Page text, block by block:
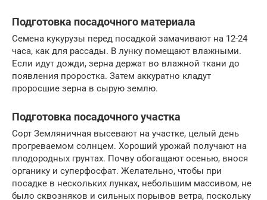
Подготовка посадочного материала
Семена кукурузы перед посадкой замачивают на 12-24
часа, как для рассады. В лунку помещают влажными.
Если идут дожди, зерна держат во влажной ткани до
появления проростка. Затем аккуратно кладут
проросшие зерна в сырую землю.
Подготовка посадочного участка
Сорт Земляничная высевают на участке, целый день
прогреваемом солнцем. Хороший урожай получают на
плодородных грунтах. Почву обогащают осенью, внося
органику и суперфосфат. Желательно, чтобы при
посадке в нескольких лунках, небольшим массивом, не
было сквозняков и сильных порывов ветра, поскольку